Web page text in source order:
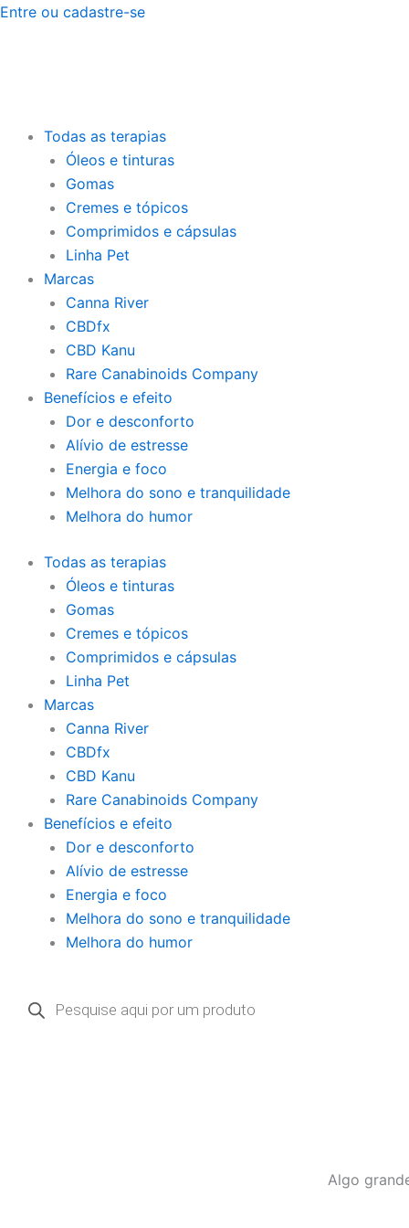
Ir
Entre ou cadastre-se
Todas as terapias
Óleos e tinturas
Gomas
Cremes e tópicos
Comprimidos e cápsulas
Linha Pet
Marcas
Canna River
CBDfx
CBD Kanu
Rare Canabinoids Company
Benefícios e efeito
Dor e desconforto
Alívio de estresse
Energia e foco
Melhora do sono e tranquilidade
Melhora do humor
Todas as terapias
Óleos e tinturas
Gomas
Cremes e tópicos
Comprimidos e cápsulas
Linha Pet
Marcas
Canna River
CBDfx
CBD Kanu
Rare Canabinoids Company
Benefícios e efeito
Dor e desconforto
Alívio de estresse
Energia e foco
Melhora do sono e tranquilidade
Melhora do humor
Algo